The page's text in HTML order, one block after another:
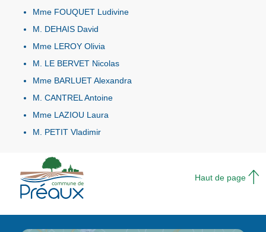
Mme FOUQUET Ludivine
M. DEHAIS David
Mme LEROY Olivia
M. LE BERVET Nicolas
Mme BARLUET Alexandra
M. CANTREL Antoine
Mme LAZIOU Laura
M. PETIT Vladimir
Haut de page